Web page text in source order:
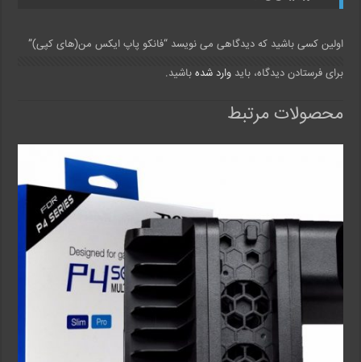
اولین کسی باشید که دیدگاهی می نویسد “فانکو پاپ ایکس من(های کپی)”
برای فرستادن دیدگاه، بایدوارد شده باشید.
محصولات مرتبط